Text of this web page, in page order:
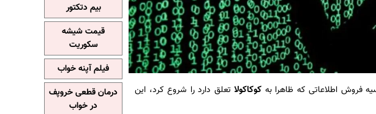
فروش اطلاعاتی که ظاهرا به کوکاکولاتعلق دارد را شروع کرد، این
بیم دتکتور
قیمت شیشه
سکوریت
فیلم آپنه خواب
درمان قطعی خروپف
در خواب